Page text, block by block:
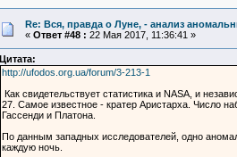
Re: Вся, правда о Луне, - анализ
« Ответ #48 : 22 Мая 2017, 11:36:41 »
Цитата:
http://ufodos.org.ua/forum/3-213-1
Как свидетельствует статистика и NASA, и
27. Самое известное - кратер Аристарха. Число
Гассенди и Платона.
По данным западных исследователей, одно
каждую ночь.